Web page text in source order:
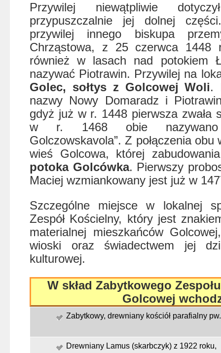
Przywilej niewątpliwie
przypuszczalnie jej dolnej
przywilej innego biskupa
Chrząstowa, z 25 czerwca 1448
również w lasach nad potokiem
nazywać Piotrawin. Przywilej na
Golec, sołtys z Golcowej Woli.
nazwy Nowy Domaradz i
gdyż już w r. 1448 pierwsza zwała
w r. 1468 obie nazywano
Golczowskavola”. Z połączenia obu
wieś Golcowa, której
potoka Golcówka. Pierwszy
Maciej wzmiankowany jest już w
Szczególne miejsce w lokalnej
Zespół Kościelny, który jest
materialnej mieszkańców
wioski oraz świadectwem jej
kulturowej.
W skład Zabytkowego
Golcowej
Zabytkowy, drewniany kościół parafialny
Drewniany Lamus (skarbczyk) z 1922 roku,